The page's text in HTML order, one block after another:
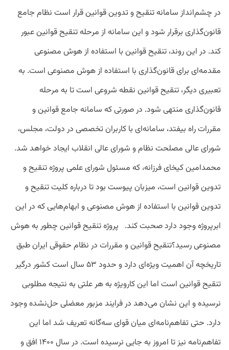
در چشم‌انداز سامانه تنقیح و تدوین قوانین قرار است نظام جامع
قانون‌گذاری برقرار شود و این سامانه از مرحله تنقیح قوانین عبور
کند. در این روند، تنقیح قوانین با استفاده از هوش مصنوعی
مقدمه‌ای برای قانون‌گذاری با استفاده از هوش مصنوعی است. به
تعبیری دیگر، تنقیح قوانین نقطه شروعی است تا به مرحله
قانون‌گذاری منتهی شود. در صورتی که سامانه جامع قوانین و
مقررات راه بیفتد، سامانه‌ای با کاربران تخصصی در دولت، مجلس،
شورای عالی مصلحت نظام و شورای عالی انقلاب ایجاد خواهد شد.
محمدامین کیخای فرزانه، که مسئول شورای علمی پروژه تنقیح و
تدوین قوانین است، میزبان پیوست بود تا درباره کلیت تنقیح و
تدوین قوانین با استفاده از هوش مصنوعی و ابهام‌هایی که در این
ابرپروژه وجود دارد صحبت کند. پروژه تنقیح قوانین چطور به هوش
مصنوعی رسید؟تنقیح قوانین و مقررات در نظام حقوقی ایران طبق
تاریخچه‌ آن اهمیت ویژه‌ای دارد و حدود ۵۳ سال است کشور درگیر
تنقیح قوانین است اما این کارویژه به هر علتی به نتیجه مطلوبی
نرسیده و این نشان می‌دهد در فرایند مزبور معضلی حل‌نشده وجود
دارد. حتی تفاهم‌نامه‌ای میان قوای سه‌گانه تعریف شد اما این
تفاهم‌نامه نیز تا امروز به جایی نرسیده است. در سال ۱۴۰۰ افق و